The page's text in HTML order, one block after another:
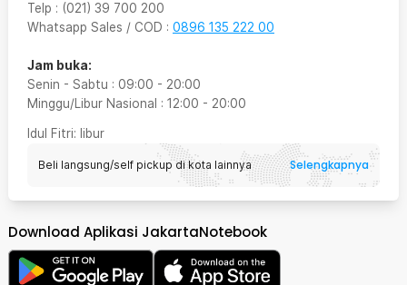
Telp : (021) 39 700 200
Whatsapp Sales / COD : 0896 135 222 00
Jam buka:
Senin - Sabtu : 09:00 - 20:00
Minggu/Libur Nasional : 12:00 - 20:00
Idul Fitri: libur
Beli langsung/self pickup di kota lainnya Selengkapnya
Download Aplikasi JakartaNotebook